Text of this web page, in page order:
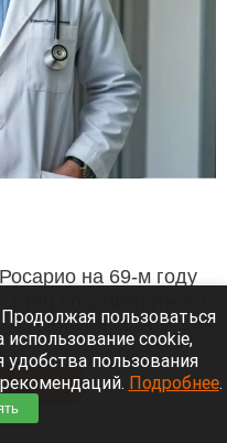
на 69-м году
Лионеля Месси. Он
пользоваться
cookie,
пользования
Подробнее.